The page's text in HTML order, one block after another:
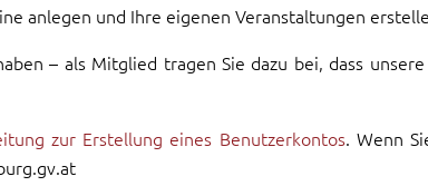
anlegen und Ihre eigenen Veranstaltungen
– als Mitglied tragen Sie dazu bei, dass
zur Erstellung eines Benutzerkontos. Wenn